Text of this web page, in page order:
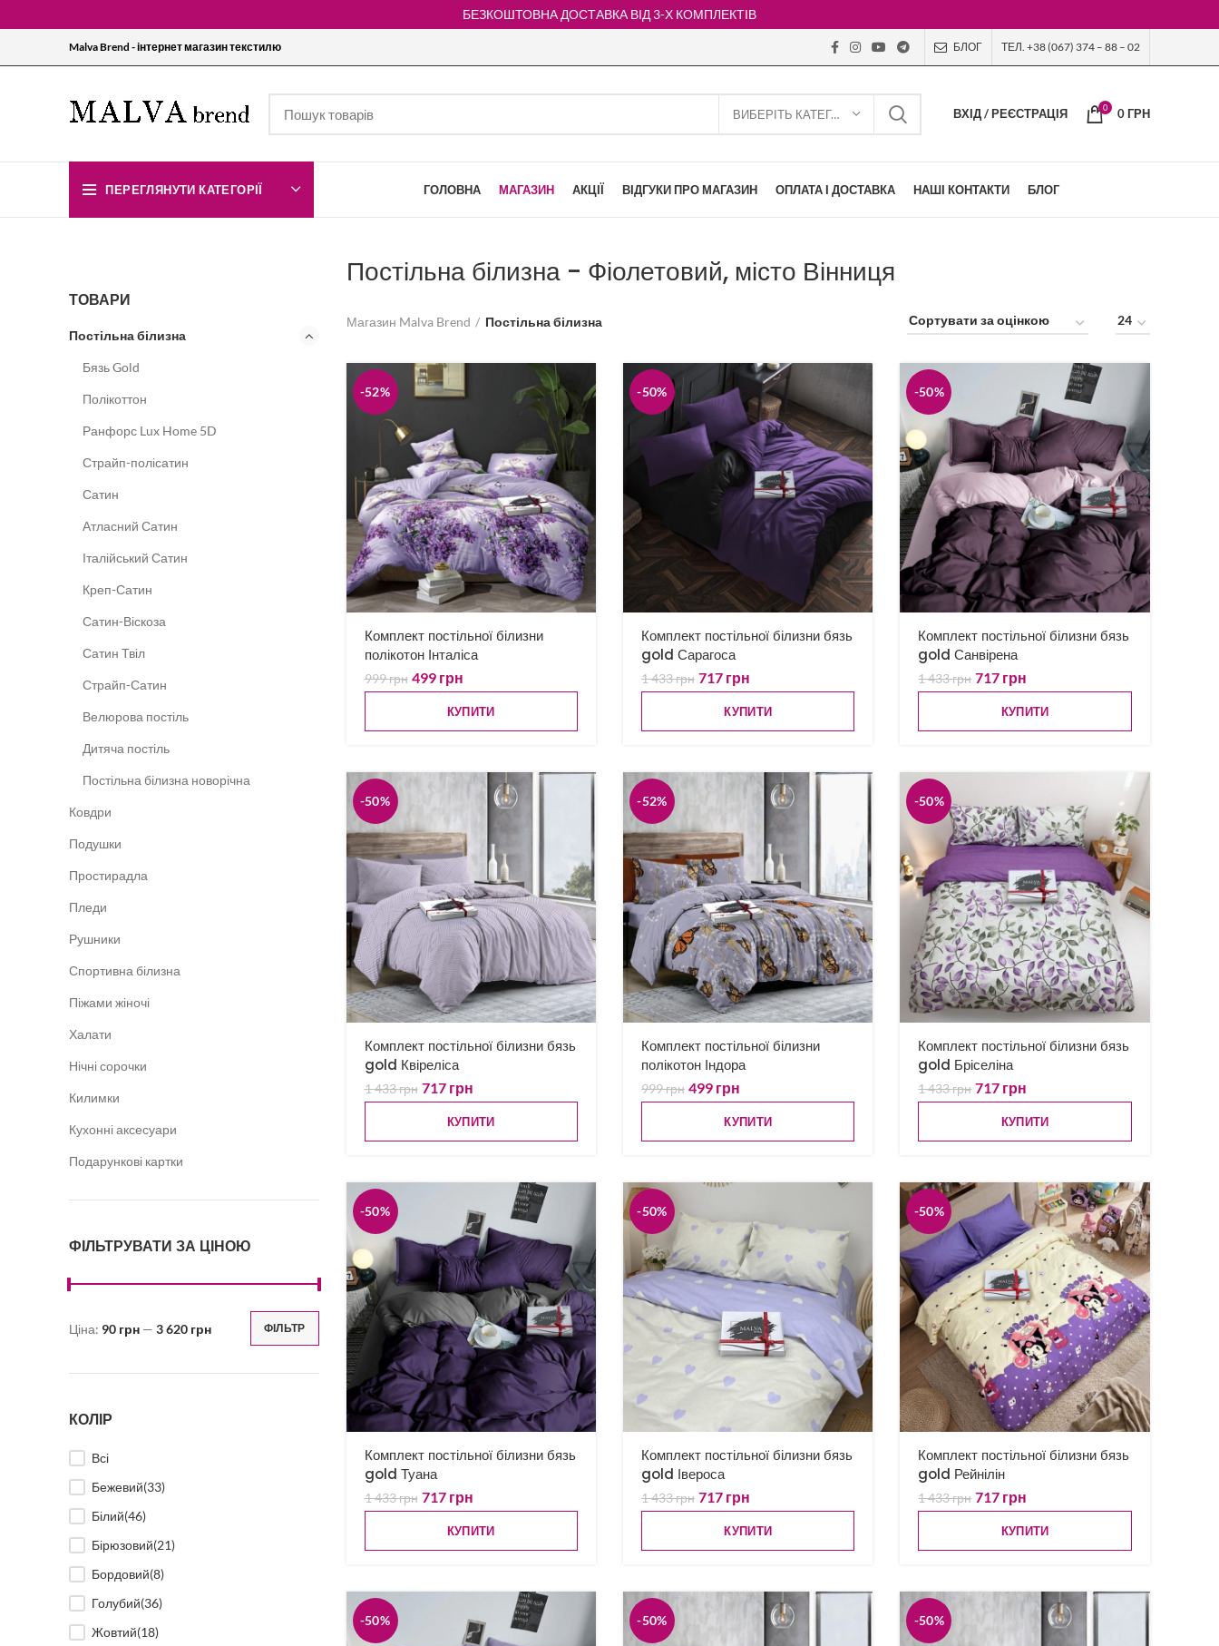
БЕЗКОШТОВНА ДОСТАВКА ВІД 3-Х КОМПЛЕКТІВ
Malva Brend - інтернет магазин текстилю БЛОГ ТЕЛ. +38 (067) 374 – 88 – 02
ВИБЕРІТЬ КАТЕГОРІЮ ВХІД / РЕЄСТРАЦІЯ 0 0ГРН
ПЕРЕГЛЯНУТИ КАТЕГОРІЇ ГОЛОВНА МАГАЗИН АКЦІЇ ВІДГУКИ ПРО МАГАЗИН ОПЛАТА І ДОСТАВКА НАШІ КОНТАКТИ БЛОГ
ТОВАРИ
Постільна білизна
Бязь Gold
Полікоттон
Ранфорс Lux Home 5D
Страйп-полісатин
Сатин
Атласний Сатин
Італійський Сатин
Креп-Сатин
Сатин-Віскоза
Сатин Твіл
Страйп-Сатин
Велюрова постіль
Дитяча постіль
Постільна білизна новорічна
Ковдри
Подушки
Простирадла
Пледи
Рушники
Спортивна білизна
Піжами жіночі
Халати
Нічні сорочки
Килимки
Кухонні аксесуари
Подарункові картки
ФІЛЬТРУВАТИ ЗА ЦІНОЮ
Мінімальна
Найбільша
ФІЛЬТР
Ціна: 90 грн — 3 620 грн
КОЛІР
Всі
Бежевий(33)
Білий(46)
Бірюзовий(21)
Бордовий(8)
Голубий(36)
Жовтий(18)
Постільна білизна - Фіолетовий, місто Вінниця
Магазин Malva Brend Постільна білизна
-52%
Комплект постільної білизни
полікотон Інталіса
999грн 499 грн
КУПИТИ
-50%
Комплект постільної білизни бязь
gold Сарагоса
1 433грн 717 грн
КУПИТИ
-50%
Комплект постільної білизни бязь
gold Санвірена
1 433грн 717 грн
КУПИТИ
-50%
Комплект постільної білизни бязь
gold Квіреліса
1 433грн 717 грн
КУПИТИ
-52%
Комплект постільної білизни
полікотон Індора
999грн 499 грн
КУПИТИ
-50%
Комплект постільної білизни бязь
gold Бріселіна
1 433грн 717 грн
КУПИТИ
-50%
Комплект постільної білизни бязь
gold Туана
1 433грн 717 грн
КУПИТИ
-50%
Комплект постільної білизни бязь
gold Івероса
1 433грн 717 грн
КУПИТИ
-50%
Комплект постільної білизни бязь
gold Рейнілін
1 433грн 717 грн
КУПИТИ
-50% -50% -50%